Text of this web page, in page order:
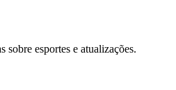
sobre esportes e atualizações.